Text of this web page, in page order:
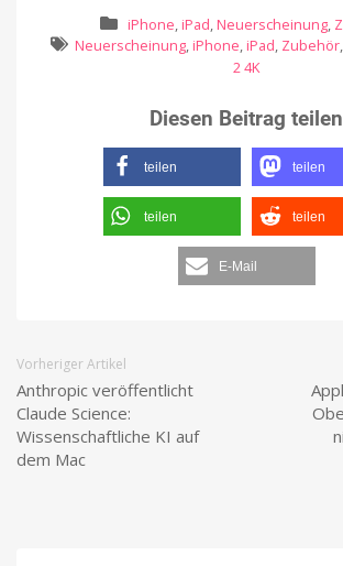
iPhone, iPad, Neuerscheinung,
Neuerscheinung, iPhone, iPad, Zubehör,
2 4K
Diesen Beitrag teilen
teilen teilen
teilen teilen
E-Mail
Vorheriger Artikel
Anthropic veröffentlicht
Claude Science:
Wissenschaftliche KI auf
dem Mac